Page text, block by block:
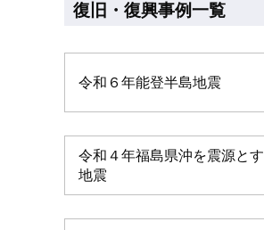
復旧・復興事例一覧
令和６年能登半島地震
令和４年福島県沖を震源と
地震